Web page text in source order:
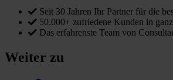
Seit 30 Jahren Ihr Partner für die
50.000+ zufriedene Kunden in
Das erfahrenste Team von
Weiter zu